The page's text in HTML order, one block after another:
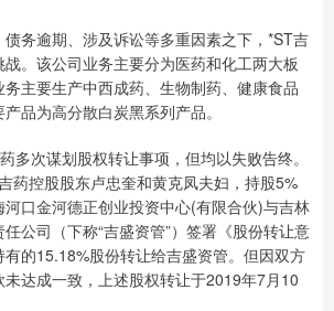
务逾期、涉及诉讼等多重因素之下，*ST吉
。该公司业务主要分为医药和化工两大板
主要生产中西成药、生物制药、健康食品
品为高分散白炭黑系列产品。
次谋划股权转让事项，但均以失败告终。
药控股股东卢忠奎和黄克凤夫妇，持股5%
口金河德正创业投资中心(有限合伙)与吉林
公司（下称“吉盛资管”）签署《股份转让意
的15.18%股份转让给吉盛资管。但因双方
达成一致，上述股权转让于2019年7月10